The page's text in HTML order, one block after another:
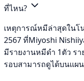
ที่ไหน?
เหตุการณ์หมีล่าสุดในโ
2567 ที่Miyoshi
มีรายงานหมีดำ 1ตัว ร
รอบสามารถดูได้บนแผ